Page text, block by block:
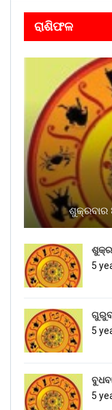
ରାଶିଫଳ
5
5
5